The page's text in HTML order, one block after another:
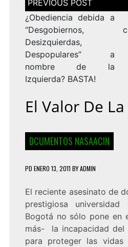
de
entradas
¿Obediencia debida a
“Desgobiernos,
Desizquierdas,
Despopulares” a
nombre de la
Izquierda? BASTA!
El Valor De
DCUMENTOS NASAACIN
PD ENERO 13, 2011 BYADMIN
El reciente asesinato de
prestigiosa
Bogotá no sólo pone en
más- la incapacidad del
para proteger las vidas